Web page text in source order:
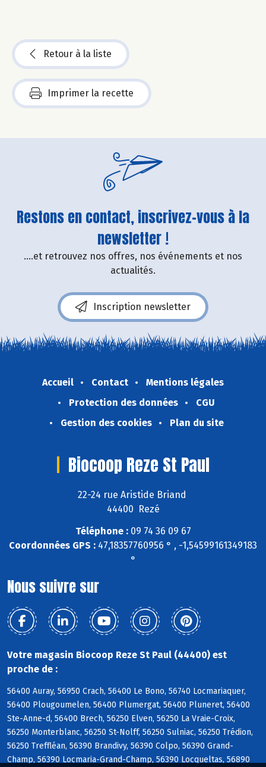
Retour à la liste
Imprimer la recette
Restons en contact, inscrivez-vous à la
newsletter !
....et retrouvez nos offres, nos événements et nos
actualités.
Inscription newsletter
Accueil Contact
Mentions légales
Protection des données
CGU
Gestion des cookies
Plan du site
Biocoop Reze St Paul
22-24 rue Aristide Briand
44400 Rezé
Téléphone :09 74 36 09 67
Coordonnées GPS : 47,18357760956 ° , -1,54599161349183
°
Nous suivre sur
Votre magasin Biocoop Reze St Paul (44400) est
proche de :
56400 Auray, 56950 Crach, 56400 Le Bono, 56740 Locmariaquer,
56400 Plougoumelen, 56400 Plumergat, 56400 Pluneret, 56400
Ste-Anne-d, 56400 Brech, 56250 Elven, 56250 La Vraie-Croix,
56250 Monterblanc, 56250 St-Nolff, 56250 Sulniac, 56250 Trédion,
56250 Treffléan, 56390 Brandivy, 56390 Colpo, 56390 Grand-
Champ, 56390 Locmaria-Grand-Champ, 56390 Locqueltas, 56890